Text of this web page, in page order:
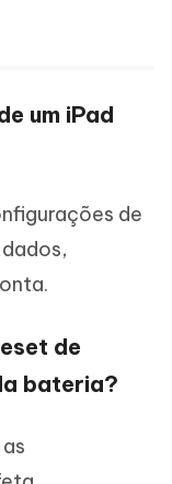
um iPad
de
de
bateria?